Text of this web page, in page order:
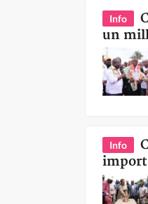
Info
un
Info